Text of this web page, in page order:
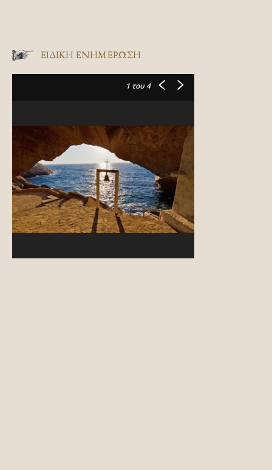
ΕΙΔΙΚΉ ΕΝΗΜΈΡΩΣΗ
1 του 4